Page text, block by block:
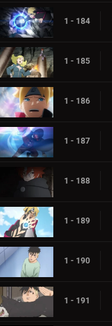
1 - 184
1 - 185
1 - 186
1 - 187
1 - 188
1 - 189
1 - 190
1 - 191